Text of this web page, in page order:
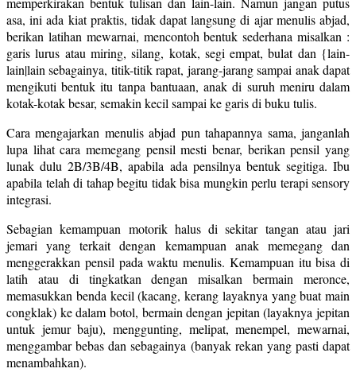
asa, ini ada kiat praktis, tidak dapat langsung di ajar menulis abjad,
berikan latihan mewarnai, mencontoh bentuk sederhana misalkan :
garis lurus atau miring, silang, kotak, segi empat, bulat dan {lain-
lain|lain sebagainya, titik-titik rapat, jarang-jarang sampai anak dapat
mengikuti bentuk itu tanpa bantuaan, anak di suruh meniru dalam
kotak-kotak besar, semakin kecil sampai ke garis di buku tulis.
Cara mengajarkan menulis abjad pun tahapannya sama, janganlah
lupa lihat cara memegang pensil mesti benar, berikan pensil yang
lunak dulu 2B/3B/4B, apabila ada pensilnya bentuk segitiga. Ibu
apabila telah di tahap begitu tidak bisa mungkin perlu terapi sensory
integrasi.
Sebagian kemampuan motorik halus di sekitar tangan atau jari
jemari yang terkait dengan kemampuan anak memegang dan
menggerakkan pensil pada waktu menulis. Kemampuan itu bisa di
latih atau di tingkatkan dengan misalkan bermain meronce,
memasukkan benda kecil (kacang, kerang layaknya yang buat main
congklak) ke dalam botol, bermain dengan jepitan (layaknya jepitan
untuk jemur baju), menggunting, melipat, menempel, mewarnai,
menggambar bebas dan sebagainya (banyak rekan yang pasti dapat
menambahkan).